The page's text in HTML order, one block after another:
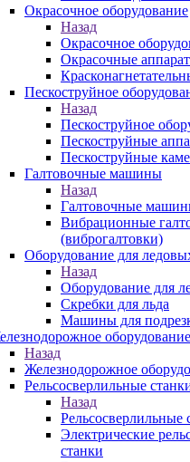
Окрасочное оборудование
Назад
Окрасочное
Окрасочные
Пескоструйное
Назад
Пескоструйное
Пескоструйные
Пескоструйные
Галтовочные машины
Назад
Галтовочные
Вибрационные
(виброгалтовки)
Оборудование для
Назад
Оборудование для
Скребки для льда
Машины для
оборудование
Назад
Железнодорожное
Рельсосверлильные
Назад
Рельсосверлильные
Электрические
станки